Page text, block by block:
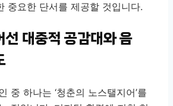
중요한 단서를 제공할 것입니다.
선 대중적 공감대와 음
중 하나는 ‘청춘의 노스탤지어’를